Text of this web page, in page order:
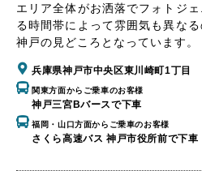
エリア全体がお洒落でフォトジ
る時間帯によって雰囲気も異な
神戸の見どころとなっています。
兵庫県神戸市中央区東川崎町1丁目
関東方面からご乗車のお客様
神戸三宮Bバースで下車
福岡・山口方面からご乗車のお客様
さくら高速バス 神戸市役所前で下車